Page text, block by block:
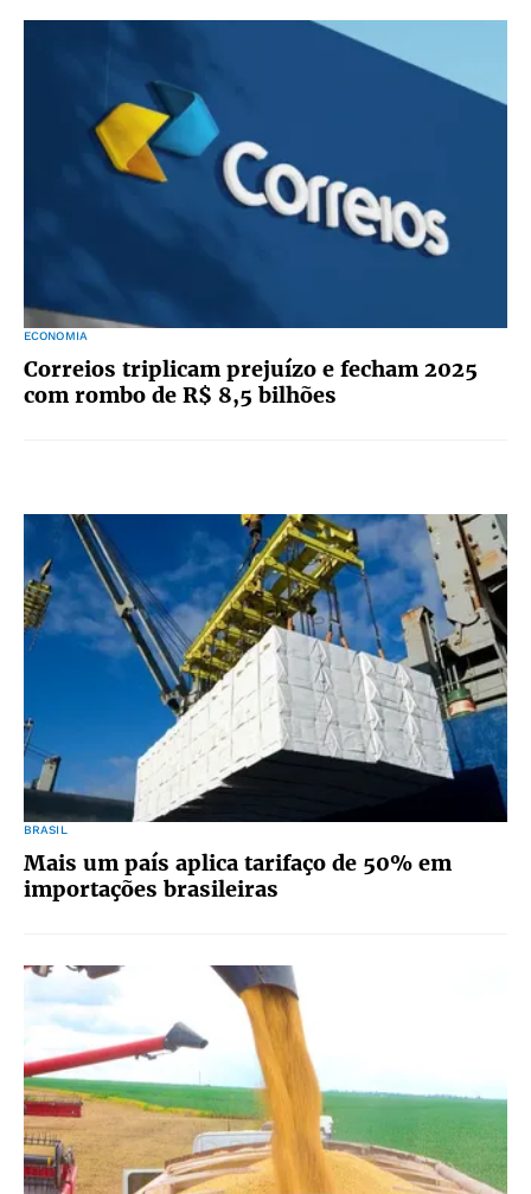
ECONOMIA
Correios triplicam prejuízo e fecham 2025
com rombo de R$ 8,5 bilhões
BRASIL
Mais um país aplica tarifaço de 50% em
importações brasileiras